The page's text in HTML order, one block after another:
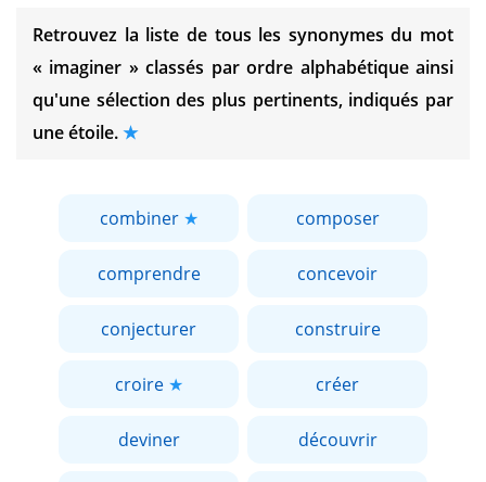
Retrouvez la liste de tous les synonymes du mot
« imaginer »classés par ordre alphabétique ainsi
qu'une sélection des plus pertinents, indiqués par
une étoile.
combiner composer
comprendre concevoir
conjecturer construire
croire créer
deviner découvrir